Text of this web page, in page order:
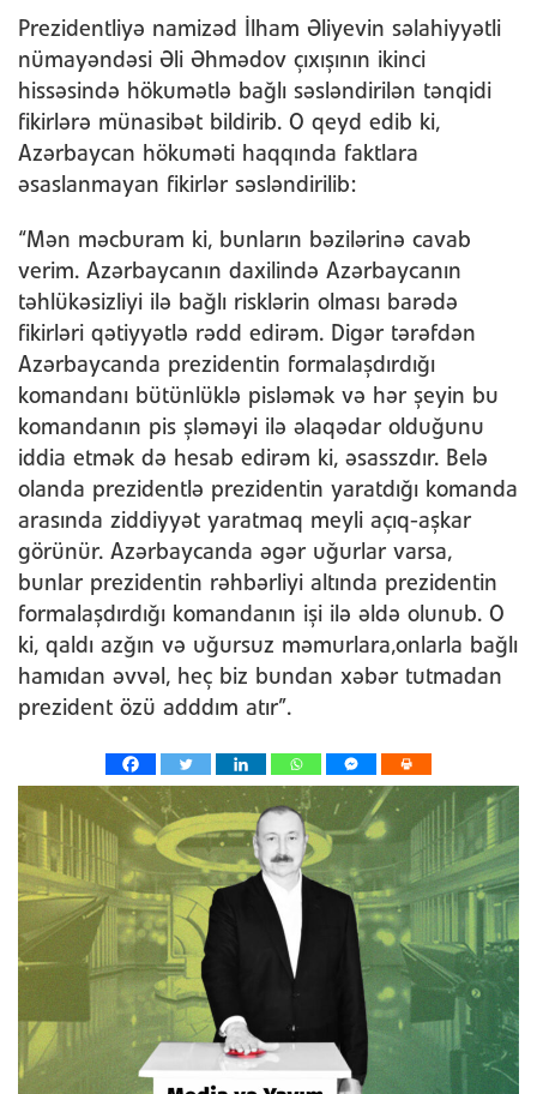
Prezidentliyə namizəd İlham Əliyevin səlahiyyətli
nümayəndəsi Əli Əhmədov çıxışının ikinci
hissəsində hökumətlə bağlı səsləndirilən tənqidi
fikirlərə münasibət bildirib. O qeyd edib ki,
Azərbaycan hökuməti haqqında faktlara
əsaslanmayan fikirlər səsləndirilib:
“Mən məcburam ki, bunların bəzilərinə cavab
verim. Azərbaycanın daxilində Azərbaycanın
təhlükəsizliyi ilə bağlı risklərin olması barədə
fikirləri qətiyyətlə rədd edirəm. Digər tərəfdən
Azərbaycanda prezidentin formalaşdırdığı
komandanı bütünlüklə pisləmək və hər şeyin bu
komandanın pis şləməyi ilə əlaqədar olduğunu
iddia etmək də hesab edirəm ki, əsasszdır. Belə
olanda prezidentlə prezidentin yaratdığı komanda
arasında ziddiyyət yaratmaq meyli açıq-aşkar
görünür. Azərbaycanda əgər uğurlar varsa,
bunlar prezidentin rəhbərliyi altında prezidentin
formalaşdırdığı komandanın işi ilə əldə olunub. O
ki, qaldı azğın və uğursuz məmurlara,onlarla bağlı
hamıdan əvvəl, heç biz bundan xəbər tutmadan
prezident özü adddım atır”.